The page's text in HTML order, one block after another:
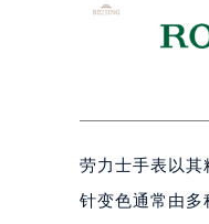
劳力士手表以其
针变色通常由多